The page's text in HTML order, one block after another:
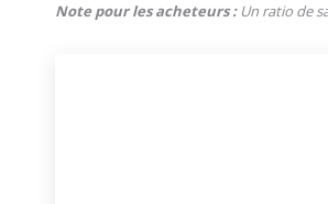
Note pour les acheteurs :Un ratio de